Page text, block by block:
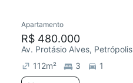
Apartamento
R$ 480.000
Av. Protásio Alves, Petrópolis
112m² 3
1